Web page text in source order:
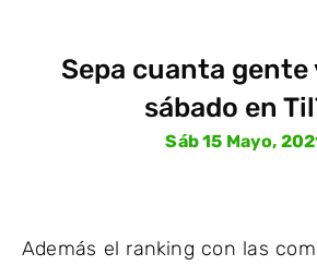
Sepa cuanta
sábado en
Sáb 15 Mayo,
Además el ranking con las